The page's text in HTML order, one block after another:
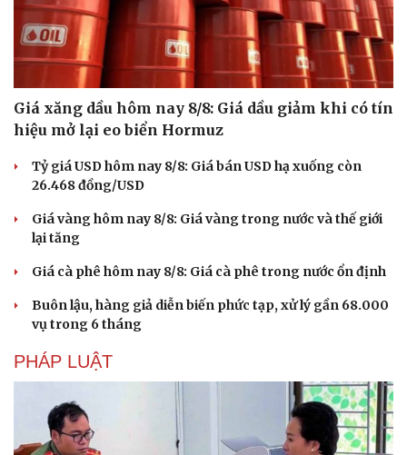
Giá xăng dầu hôm nay 8/8: Giá dầu giảm khi có tín
hiệu mở lại eo biển Hormuz
Tỷ giá USD hôm nay 8/8: Giá bán USD hạ xuống còn
26.468 đồng/USD
Giá vàng hôm nay 8/8: Giá vàng trong nước và thế giới
lại tăng
Giá cà phê hôm nay 8/8: Giá cà phê trong nước ổn định
Buôn lậu, hàng giả diễn biến phức tạp, xử lý gần 68.000
vụ trong 6 tháng
PHÁP LUẬT